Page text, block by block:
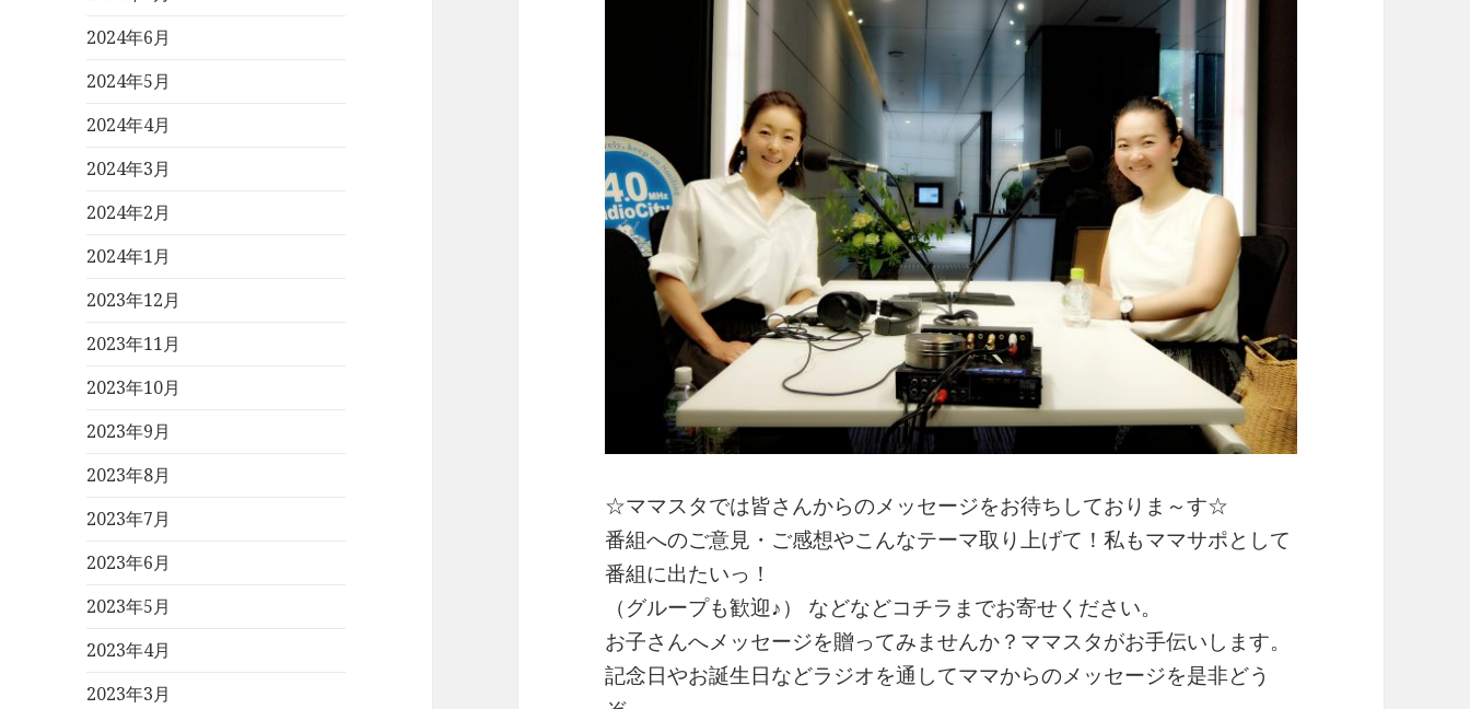
2024年6月
2024年5月
2024年4月
2024年3月
2024年2月
2024年1月
2023年12月
2023年11月
2023年10月
2023年9月
2023年8月
2023年7月
2023年6月
2023年5月
2023年4月
2023年3月
☆ママスタでは皆さんからのメッセージをお待ちしておりま～す☆
番組へのご意見・ご感想やこんなテーマ取り上げて！私もママサポとして
番組に出たいっ！
（グループも歓迎♪） などなどコチラまでお寄せください。
お子さんへメッセージを贈ってみませんか？ママスタがお手伝いします。
記念日やお誕生日などラジオを通してママからのメッセージを是非どう